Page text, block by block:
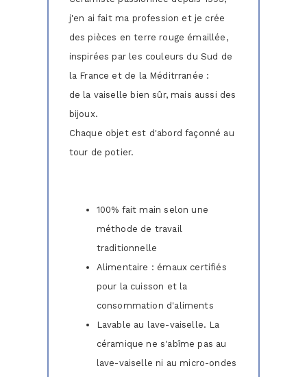
j'en ai fait ma profession et je crée
des pièces en terre rouge émaillée,
inspirées par les couleurs du Sud de
la France et de la Méditrranée :
de la vaiselle bien sûr, mais aussi des
bijoux.
Chaque objet est d'abord façonné au
tour de potier.
100% fait main selon une
méthode de travail
traditionnelle
Alimentaire : émaux certifiés
pour la cuisson et la
consommation d'aliments
Lavable au lave-vaiselle. La
céramique ne s'abîme pas au
lave-vaiselle ni au micro-ondes